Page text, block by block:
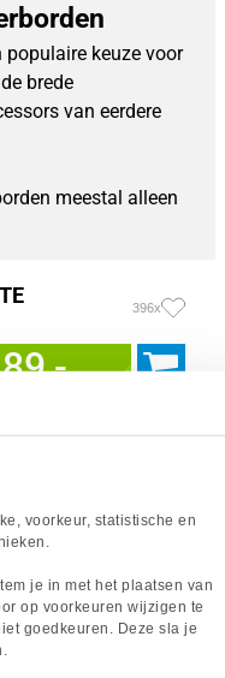
voorkeur, statistische en
je in met het plaatsen van
op voorkeuren wijzigen te
goedkeuren. Deze sla je
populaire keuze voor
brede
van eerdere
meestal alleen
396x
89,-
(zaterdag)